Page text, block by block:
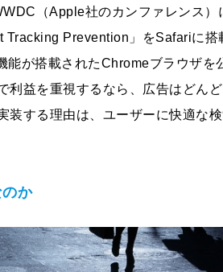
（Apple社のカンファレンス
Tracking Prevention」をSafariに
能が搭載されたChromeブラウザを
利益を重視するなら、広告はどん
装する理由は、ユーザーに快適な
か